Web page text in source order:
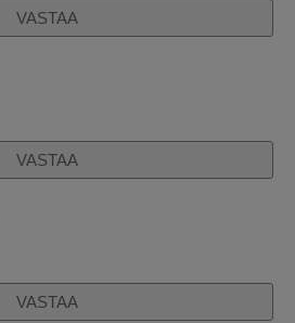
VASTAA
VASTAA
VASTAA